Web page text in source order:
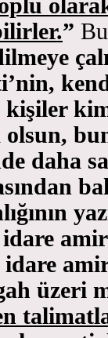
”
kişiler
olsun,
daha
üzeri